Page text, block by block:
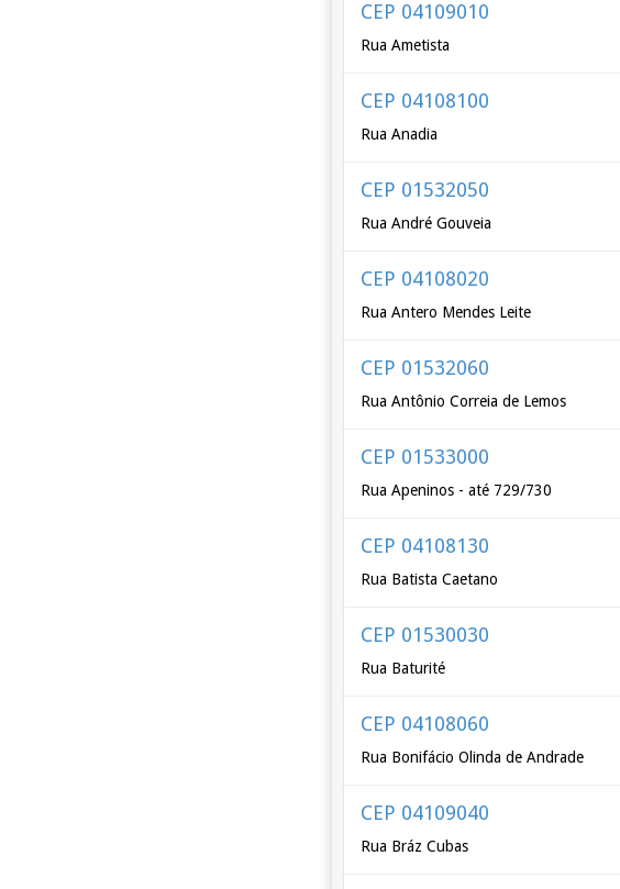
CEP 04109010
Rua Ametista
CEP 04108100
Rua Anadia
CEP 01532050
Rua André Gouveia
CEP 04108020
Rua Antero Mendes Leite
CEP 01532060
Rua Antônio Correia de Lemos
CEP 01533000
Rua Apeninos - até 729/730
CEP 04108130
Rua Batista Caetano
CEP 01530030
Rua Baturité
CEP 04108060
Rua Bonifácio Olinda de Andrade
CEP 04109040
Rua Bráz Cubas